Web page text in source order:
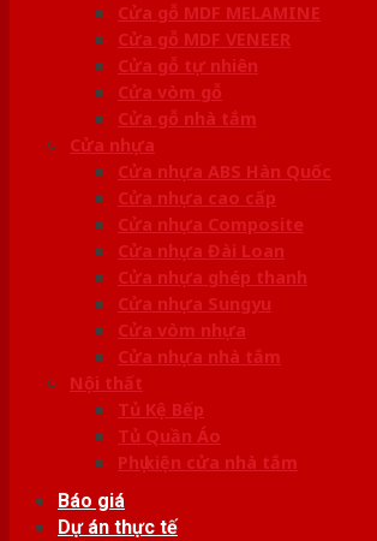
Cửa gỗ MDF MELAMINE
Cửa gỗ MDF VENEER
Cửa gỗ tự nhiên
Cửa vòm gỗ
Cửa gỗ nhà tắm
Cửa nhựa
Cửa nhựa ABS Hàn Quốc
Cửa nhựa cao cấp
Cửa nhựa Composite
Cửa nhựa Đài Loan
Cửa nhựa ghép thanh
Cửa nhựa Sungyu
Cửa vòm nhựa
Cửa nhựa nhà tắm
Nội thất
Tủ Kệ Bếp
Tủ Quần Áo
Phụ kiện cửa nhà tắm
Báo giá
Dự án thực tế